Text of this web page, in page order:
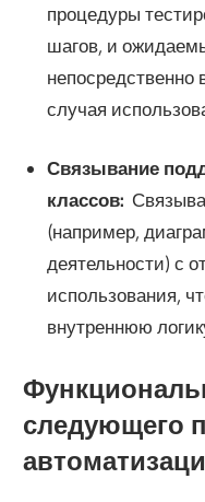
процедуры
шагов, и
непосредственно
случая
Связывание
классов:
(например,
деятельности) с
использования,
внутреннюю
следующего